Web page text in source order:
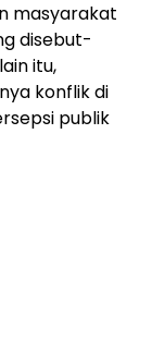
masyarakat
disebut-
itu,
konflik di
publik